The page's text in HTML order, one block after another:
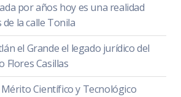
por años hoy es una realidad
la calle Tonila
el Grande el legado jurídico del
Flores Casillas
Científico y Tecnológico